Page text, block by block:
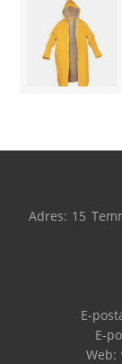
Adres: 15
E-
E-
Web: